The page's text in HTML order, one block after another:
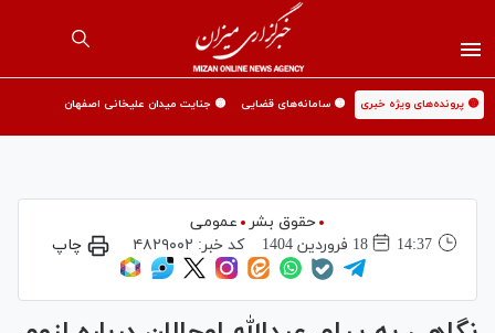
🟡 پرونده‌های ویژه خبری 🟡 سامانه‌های قضایی 🟡 جنایت میدان علیخانی اصفهان
حقوق بشر
عمومی
14:37
18 فروردين 1404 کد خبر: ۴۸۲۹۰۰۲ چاپ